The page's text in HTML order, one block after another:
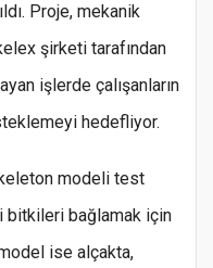
Proje, mekanik
şirketi tarafından
işlerde çalışanların
hedefliyor.
modeli test
bitkileri bağlamak için
ise alçakta,